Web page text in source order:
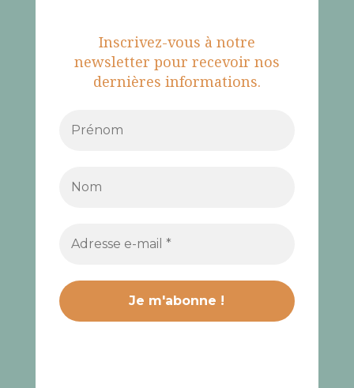
Inscrivez-vous à notre
newsletter pour recevoir nos
dernières informations.